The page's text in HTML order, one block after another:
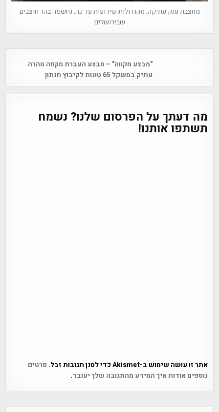
מחצבת ענק עתיקה, מהגדולות שידועות עד כה, נחשפה בהר חוצבים
שבירושלים
navigation"מבצע מקווה" – מבצע העברת מקווה טהרה
עתיק במשקל 65 טונות לקיבוץ חנתון
מה דעתך על הפרסום שלנו? נשמח
תשתפו אותנו!
אתר זו עושה שימוש ב-Akismet כדי לסנן תגובות זבל.
פרטים
נוספים אודות איך המידע מהתגובה שלך יעובד.